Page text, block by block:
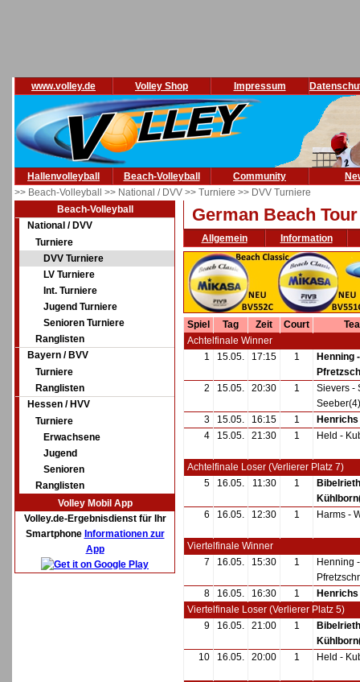
www.volley.de Volley Shop Impressum
Hallenvolleyball Beach-Volleyball Community
>> Beach-Volleyball >> National / DVV >> Turniere >> DVV Turniere
Beach-Volleyball
National / DVV
Turniere
DVV Turniere
LV Turniere
Int. Turniere
Jugend Turniere
Senioren Turniere
Ranglisten
Bayern / BVV
Turniere
Ranglisten
Hessen / HVV
Turniere
Erwachsene
Jugend
Senioren
Ranglisten
Volley Mobil App
Volley.de-Ergebnisdienst für Ihr
Smartphone Informationen zur
App
German Beach
Allgemein Information
Spiel Tag Zeit Court
Achtelfinale Winner
1
15.05. 17:15 1
Henning -
2
15.05. 20:30 1
Sievers -
Seeber(4)
3
15.05. 16:15 1
Henrichs
4
15.05. 21:30 1 Held -
Achtelfinale Loser (Verlierer Platz 7)
5
16.05. 11:30 1
6
16.05. 12:30 1 Harms -
Viertelfinale Winner
7
16.05. 15:30 1
Henning -
8
16.05. 16:30 1
Henrichs
Viertelfinale Loser (Verlierer Platz 5)
9
16.05. 21:00 1
10
16.05. 20:00 1 Held -